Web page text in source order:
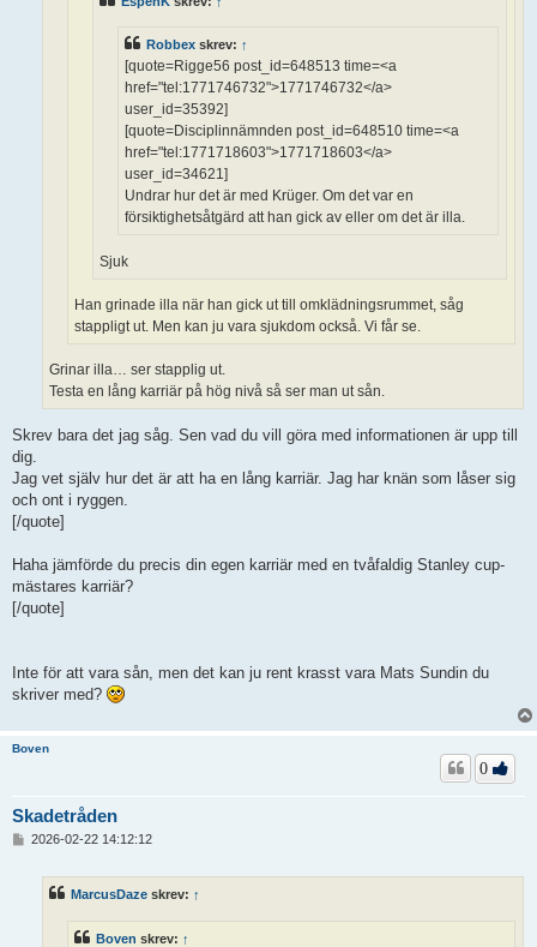
Robbex skrev: ↑
[quote=Rigge56 post_id=648513 time=<a
href="tel:1771746732">1771746732</a>
user_id=35392]
[quote=Disciplinnämnden post_id=648510 time=<a
href="tel:1771718603">1771718603</a>
user_id=34621]
Undrar hur det är med Krüger. Om det var en
försiktighetsåtgärd att han gick av eller om det är illa.
Sjuk
Han grinade illa när han gick ut till omklädningsrummet, såg
stappligt ut. Men kan ju vara sjukdom också. Vi får se.
Grinar illa… ser stapplig ut.
Testa en lång karriär på hög nivå så ser man ut sån.
Skrev bara det jag såg. Sen vad du vill göra med informationen är upp till
dig.
Jag vet själv hur det är att ha en lång karriär. Jag har knän som låser sig
och ont i ryggen.
[/quote]
Haha jämförde du precis din egen karriär med en tvåfaldig Stanley cup-
mästares karriär?
[/quote]
Inte för att vara sån, men det kan ju rent krasst vara Mats Sundin du
skriver med?
Boven
Skadetråden
0
2026-02-22 14:12:12
MarcusDaze skrev: ↑
Boven skrev: ↑